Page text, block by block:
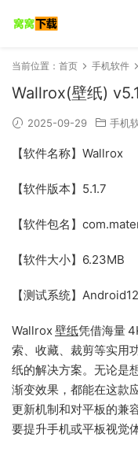
当前位置： 首页 手机软件
Wallrox(壁纸)
2025-09-29 手机
【软件名称】Wallrox
【软件版本】5.1.7
【软件包名】
【软件大小】6.23MB
【测试系统】Android12
Wallrox壁纸凭借海量
索、收藏、裁剪等实用
纸的解决方案。无论是
渐变效果，都能在这款
更新机制和对平板的兼
要提升手机或平板视觉